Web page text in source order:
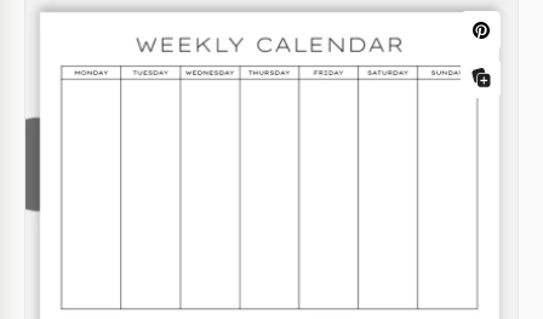
Druckbare Jahreshauptkalendervorlage
zum Geburtstag